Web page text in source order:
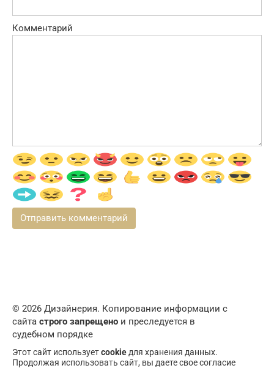
Комментарий
© 2026 Дизайнерия. Копирование информации с
сайта строго запрещено и преследуется в
судебном порядке
Этот сайт используетcookie для хранения данных.
Продолжая использовать сайт, вы даете свое согласие